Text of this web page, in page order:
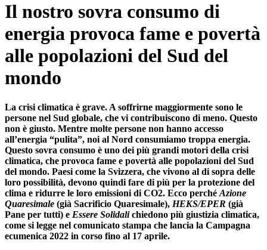
Il nostro sovra consumo di
energia provoca fame e povertà
alle popolazioni del Sud del
mondo
La crisi climatica è grave. A soffrirne maggiormente sono le
persone nel Sud globale, che vi contribuiscono di meno. Questo
non è giusto. Mentre molte persone non hanno accesso
all’energia “pulita”, noi al Nord consumiamo troppa energia.
Questo sovra consumo è uno dei più grandi motori della crisi
climatica, che provoca fame e povertà alle popolazioni del Sud
del mondo. Paesi come la Svizzera, che vivono al di sopra delle
loro possibilità, devono quindi fare di più per la protezione del
clima e ridurre le loro emissioni di CO2. Ecco perché Azione
Quaresimale (già Sacrificio Quaresimale), HEKS/EPER (già
Pane per tutti) e Essere Solidalichiedono più giustizia climatica,
come si legge nel comunicato stampa che lancia la Campagna
ecumenica 2022 in corso fino al 17 aprile.